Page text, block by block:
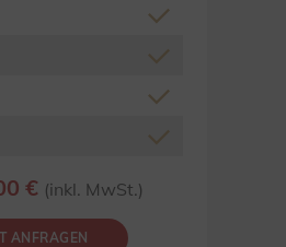
€ (inkl. MwSt.)
ANFRAGEN